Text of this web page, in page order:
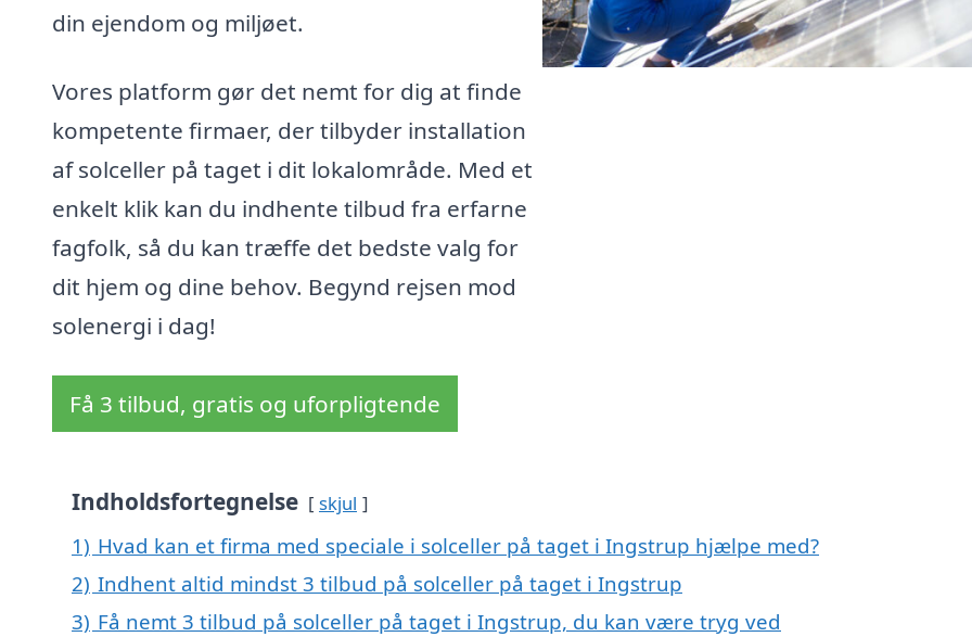
din ejendom og miljøet.
Vores platform gør det nemt for dig at finde
kompetente firmaer, der tilbyder installation
af solceller på taget i dit lokalområde. Med et
enkelt klik kan du indhente tilbud fra erfarne
fagfolk, så du kan træffe det bedste valg for
dit hjem og dine behov. Begynd rejsen mod
solenergi i dag!
Få 3 tilbud, gratis og uforpligtende
Indholdsfortegnelse skjul
1) Hvad kan et firma med speciale i solceller på taget i Ingstrup hjælpe med?
2) Indhent altid mindst 3 tilbud på solceller på taget i Ingstrup
3) Få nemt 3 tilbud på solceller på taget i Ingstrup, du kan være tryg ved